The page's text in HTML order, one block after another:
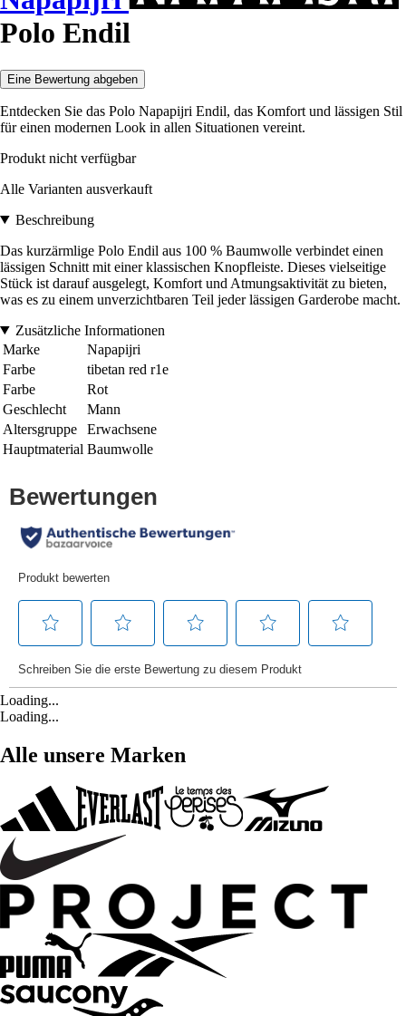
Polo Endil
Eine Bewertung abgeben
Entdecken Sie das Polo Napapijri Endil, das Komfort und lässigen Stil
für einen modernen Look in allen Situationen vereint.
Produkt nicht verfügbar
Alle Varianten ausverkauft
Beschreibung
Das kurzärmlige Polo Endil aus 100 % Baumwolle verbindet einen
lässigen Schnitt mit einer klassischen Knopfleiste. Dieses vielseitige
Stück ist darauf ausgelegt, Komfort und Atmungsaktivität zu bieten,
was es zu einem unverzichtbaren Teil jeder lässigen Garderobe macht.
Zusätzliche Informationen
Marke
Napapijri
Farbe
tibetan red r1e
Farbe
Rot
Geschlecht
Mann
Altersgruppe
Erwachsene
Hauptmaterial Baumwolle
Loading...
Loading...
Alle unsere Marken